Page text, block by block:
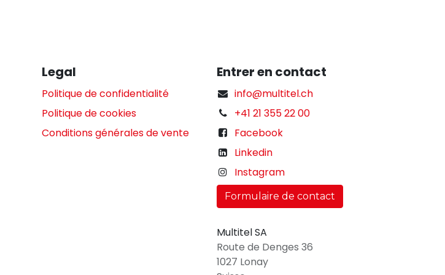
Legal
Politique de confidentialité
Politique de cookies
Conditions générales de vente
Entrer en contact
info@multitel.ch
+41 21 355 22 00
Facebook
Linkedin
Instagram
Formulaire de contact
Multitel SA
Route de Denges 36
1027 Lonay